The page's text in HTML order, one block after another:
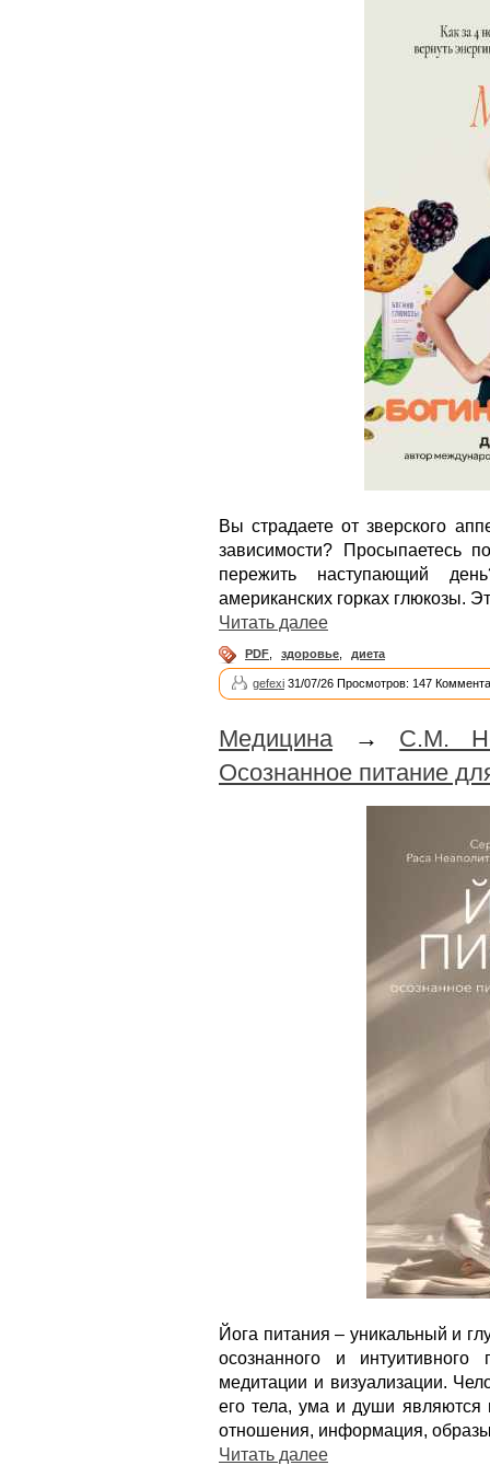
Вы страдаете от зверского
зависимости? Просыпаетесь
пережить наступающий
американских горках глюкозы.
Читать далее
PDF здоровье диета
gefexi 31/07/26 Просмотров: 147
Медицина → С.М.
Осознанное питание
Йога питания – уникальный и
осознанного и интуитивного
медитации и визуализации.
его тела, ума и души являются
отношения, информация,
Читать далее